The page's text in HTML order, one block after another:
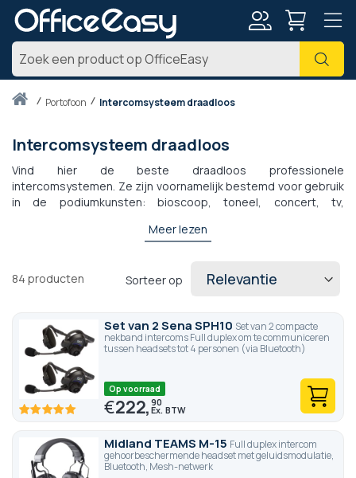
Zoek
Thuisportofoon Intercomsysteem draadloos
Intercomsysteem draadloos
Vind hier de beste draadloos professionele
intercomsystemen. Ze zijn voornamelijk bestemd voor gebruik
in de podiumkunsten: bioscoop, toneel, concert, tv,
andere omgevingen zoals sport of werk in magazijnen. Deze
en dit op enkele tientallen meters afstand. De reeksen Eartec,
communicatie en een hoge geluidskwaliteit.
Meer lezen
84 producten Sorteer op
Set van 2 Sena SPH10 Set van 2 compacte
nekband intercoms Full duplex om te communiceren
tussen headsets tot 4 personen (via Bluetooth)
100 100
Op voorraad
€222,90
Midland TEAMS M-15 Full duplex intercom
gehoorbeschermende headset met geluidsmodulatie,
Bluetooth, Mesh-netwerk